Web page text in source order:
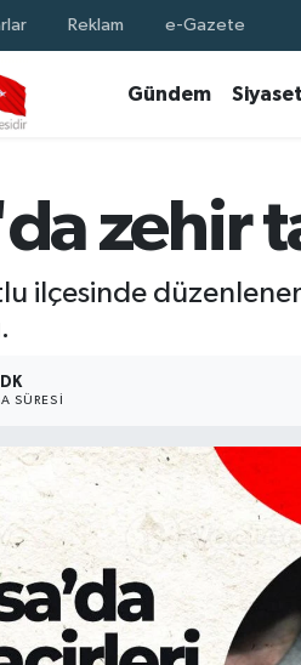
Reklam e-Gazete
Gündem Siyaset
zehir
ilçesinde
SÜRESI